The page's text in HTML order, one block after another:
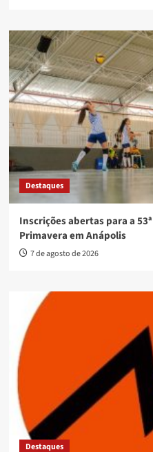
Destaques
Inscrições abertas para a
Primavera em Anápolis
7 de agosto de 2026
Destaques